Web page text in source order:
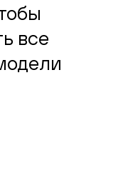
все